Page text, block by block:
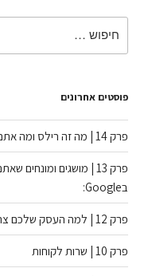
פוסטים אחרונים
פרק 14 | מה זה רילס ומה אתם חייבים לדעת עליו?
פרק 13 | מושגים
בGoogle:
פרק 12 | למה העסק שלכם צריך אתר?!:
פרק 10 | שרות לקוחות